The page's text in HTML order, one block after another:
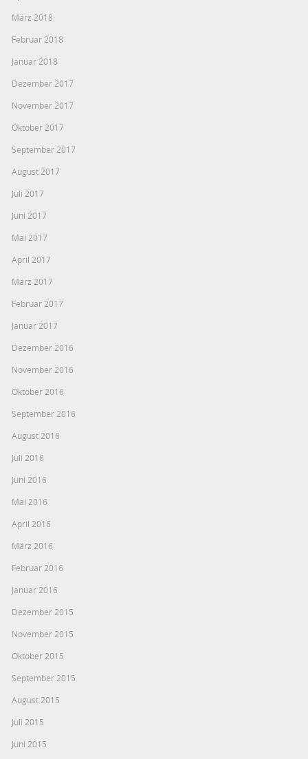
März 2018
Februar 2018
Januar 2018
Dezember 2017
November 2017
Oktober 2017
September 2017
August 2017
Juli 2017
Juni 2017
Mai 2017
April 2017
März 2017
Februar 2017
Januar 2017
Dezember 2016
November 2016
Oktober 2016
September 2016
August 2016
Juli 2016
Juni 2016
Mai 2016
April 2016
März 2016
Februar 2016
Januar 2016
Dezember 2015
November 2015
Oktober 2015
September 2015
August 2015
Juli 2015
Juni 2015